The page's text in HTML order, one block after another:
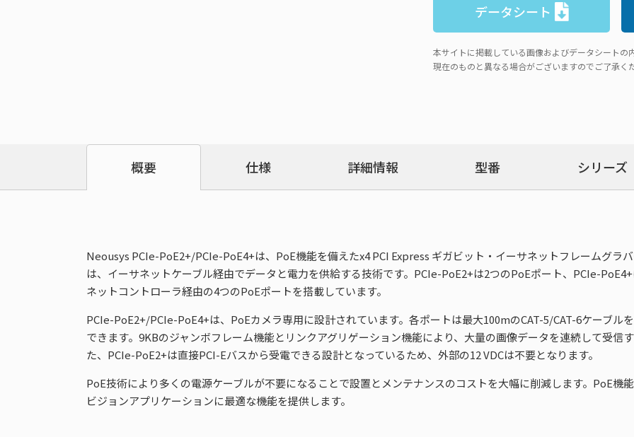
データシート
本サイトに掲載している画像およびデータシートの
現在のものと異なる場合がございますのでご了承く
概要 仕様 詳細情報 型番 シリーズ
Neousys PCIe-PoE2+/PCIe-PoE4+は、PoE機能を備えたx4 PCI Express ギガビット・イーサネットフレームグ
は、イーサネットケーブル経由でデータと電力を供給する技術です。PCIe-PoE2+は2つのPoEポート、PCIe-
ネットコントローラ経由の4つのPoEポートを搭載しています。
PCIe-PoE2+/PCIe-PoE4+は、PoEカメラ専用に設計されています。各ポートは最大100mのCAT-5/CAT-6ケーブル
できます。9KBのジャンボフレーム機能とリンクアグリゲーション機能により、大量の画像データを連続して受信
た、PCIe-PoE2+は直接PCI-Eバスから受電できる設計となっているため、外部の12 VDCは不要となります。
PoE技術により多くの電源ケーブルが不要になることで設置とメンテナンスのコストを大幅に削減します。PoE機
ビジョンアプリケーションに最適な機能を提供します。